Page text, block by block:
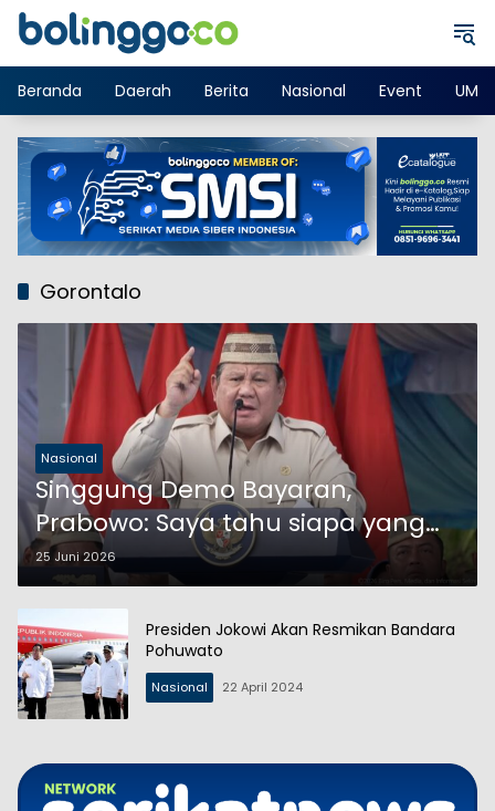
Langsung
Beranda
Daerah Berita Nasional Event
Gorontalo
Nasional
Singgung Demo Bayaran,
Prabowo: Saya tahu siapa yang
bayar-bayar demo
25 Juni 2026
Presiden Jokowi Akan Resmikan Bandara
Pohuwato
Nasional 22 April 2024